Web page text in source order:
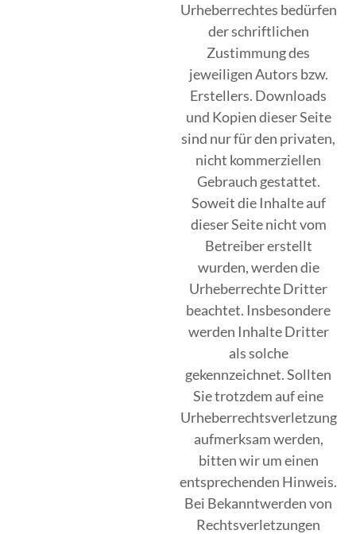
Urheberrechtes bedürfen
der schriftlichen
Zustimmung des
jeweiligen Autors bzw.
Erstellers. Downloads
und Kopien dieser Seite
sind nur für den privaten,
nicht kommerziellen
Gebrauch gestattet.
Soweit die Inhalte auf
dieser Seite nicht vom
Betreiber erstellt
wurden, werden die
Urheberrechte Dritter
beachtet. Insbesondere
werden Inhalte Dritter
als solche
gekennzeichnet. Sollten
Sie trotzdem auf eine
Urheberrechtsverletzung
aufmerksam werden,
bitten wir um einen
entsprechenden Hinweis.
Bei Bekanntwerden von
Rechtsverletzungen